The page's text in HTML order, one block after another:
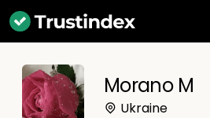
Morano M
Ukraine